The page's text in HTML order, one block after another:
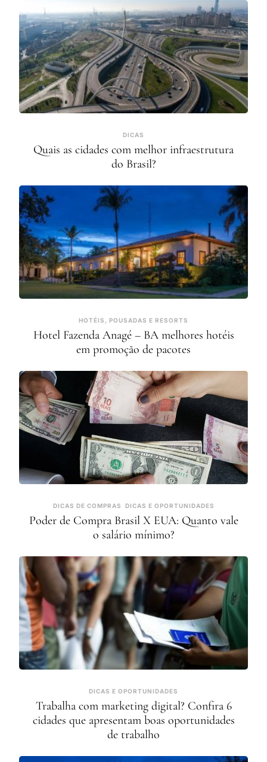
DICAS
Quais as cidades com melhor infraestrutura
do Brasil?
HOTÉIS, POUSADAS E RESORTS
Hotel Fazenda Anagé – BA melhores hotéis
em promoção de pacotes
DICAS DE COMPRAS DICAS E OPORTUNIDADES
Poder de Compra Brasil X EUA: Quanto vale
o salário mínimo?
DICAS E OPORTUNIDADES
Trabalha com marketing digital? Confira 6
cidades que apresentam boas oportunidades
de trabalho